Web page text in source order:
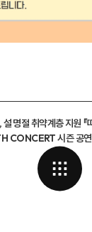
명절 취약계층 지원 『
CONCERT 시즌 공연